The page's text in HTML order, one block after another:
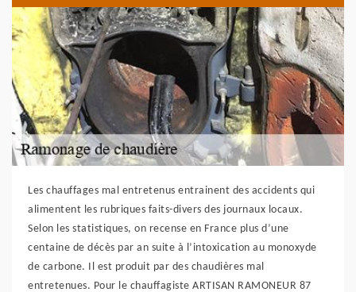
Les chauffages mal entretenus entrainent des accidents qui
alimentent les rubriques faits-divers des journaux locaux.
Selon les statistiques, on recense en France plus d’une
centaine de décès par an suite à l’intoxication au monoxyde
de carbone. Il est produit par des chaudières mal
entretenues. Pour le chauffagiste ARTISAN RAMONEUR 87